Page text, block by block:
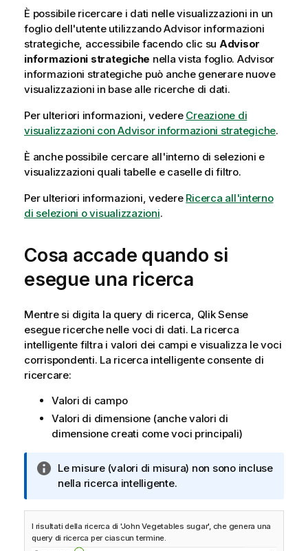
i
c
a
È possibile ricercare i dati nelle visualizzazioni in un
foglio dell'utente utilizzandoAdvisor informazioni
strategiche, accessibile facendo clic su Advisor
informazioni strategiche nella vista foglio. Advisor
informazioni strategiche può anche generare nuove
visualizzazioni in base alle ricerche di dati.
Per ulteriori informazioni, vedere Creazione di
visualizzazioni con Advisor informazioni strategiche.
È anche possibile cercare all'interno di selezioni e
visualizzazioni quali tabelle e caselle di filtro.
Per ulteriori informazioni, vedere Ricerca all'interno
di selezioni o visualizzazioni.
Cosa accade quando si
esegue una ricerca
Mentre si digita la query di ricerca, Qlik Sense
esegue ricerche nelle voci di dati. La ricerca
intelligente filtra i valori dei campi e visualizza le voci
corrispondenti. La ricerca intelligente consente di
ricercare:
Valori di campo
Valori di dimensione (anche valori di
dimensione creati come voci principali)
N
o
a
i
n
Le misure (valori di misura) non sono incluse
nella ricerca intelligente.
I risultati della ricerca di 'John Vegetables sugar', che genera una
query di ricerca per ciascun termine.